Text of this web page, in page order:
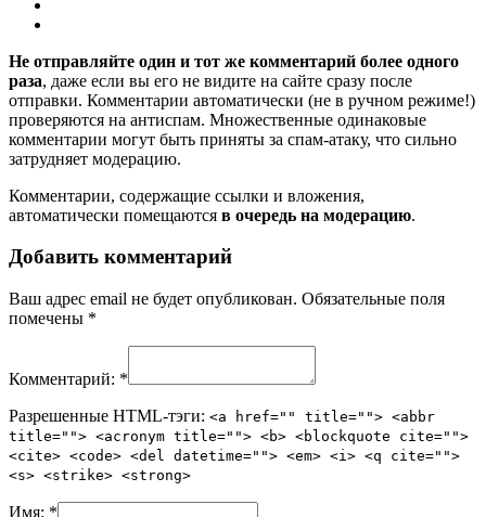
Не отправляйте один и тот же комментарий более одного
раза, даже если вы его не видите на сайте сразу после
отправки. Комментарии автоматически (не в ручном режиме!)
проверяются на антиспам. Множественные одинаковые
комментарии могут быть приняты за спам-атаку, что сильно
затрудняет модерацию.
Комментарии, содержащие ссылки и вложения,
автоматически помещаются в очередь на модерацию.
Добавить комментарий
Ваш адрес email не будет опубликован. Обязательные поля
помечены *
Комментарий: *
Разрешенные HTML-тэги: <a href="" title=""> <abbr
title=""> <acronym title=""> <b> <blockquote cite="">
<cite> <code> <del datetime=""> <em> <i> <q cite="">
<s> <strike> <strong>
Имя: *